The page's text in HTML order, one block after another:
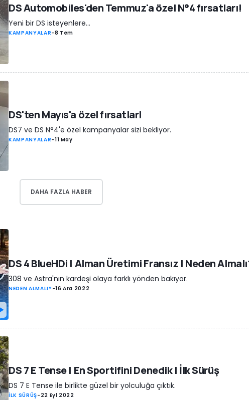
DS Automobiles'den Temmuz'a özel N°4 fırsatları!
Yeni bir DS isteyenlere...
KAMPANYALAR-8 Tem
DS'ten Mayıs'a özel fırsatlar!
DS7 ve DS N°4'e özel kampanyalar sizi bekliyor.
KAMPANYALAR-11 May
DAHA FAZLA HABER
DS 4 BlueHDi | Alman Üretimi Fransız | Neden
308 ve Astra'nın kardeşi olaya farklı yönden bakıyor.
NEDEN ALMALI? -16 Ara 2022
DS 7 E Tense | En Sportifini Denedik | İlk Sürüş
DS 7 E Tense ile birlikte güzel bir yolculuğa çıktık.
İLK SÜRÜŞ- 22 Eyl 2022